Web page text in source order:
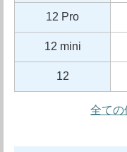
販売、フィルムの貼
様々なシーンで頼り
を求めるので有れば
12 Pro
12 mini
12
全ての